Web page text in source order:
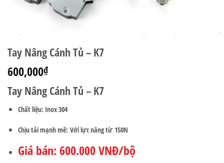
Tay Nâng Cánh Tủ – K7
600,000₫
Tay Nâng Cánh Tủ – K7
Chất liệu: Inox 304
Chịu tải mạnh mẽ: Với lực nâng từ 150N
Giá bán: 600.000 VNĐ/bộ